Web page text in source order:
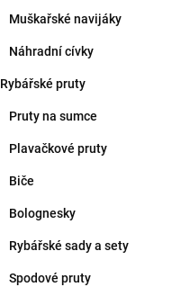
Muškařské navijáky
Náhradní cívky
Rybářské pruty
Pruty na sumce
Plavačkové pruty
Biče
Bolognesky
Rybářské sady a sety
Spodové pruty